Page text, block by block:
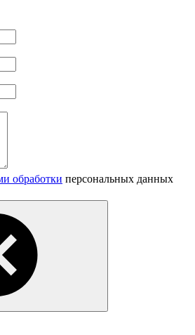
обработки персональных данных